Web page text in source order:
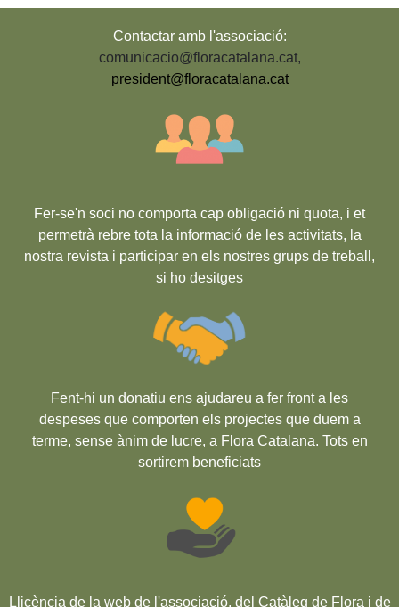
Contactar amb l'associació:
comunicacio@floracatalana.cat,
president@floracatalana.cat
Fer-se'n soci no comporta cap obligació ni quota, i et
permetrà rebre tota la informació de les activitats, la
nostra revista i participar en els nostres grups de treball,
si ho desitges
Fent-hi un donatiu ens ajudareu a fer front a les
despeses que comporten els projectes que duem a
terme, sense ànim de lucre, a Flora Catalana. Tots en
sortirem beneficiats
Llicència de la web de l'associació, del Catàleg de Flora i de